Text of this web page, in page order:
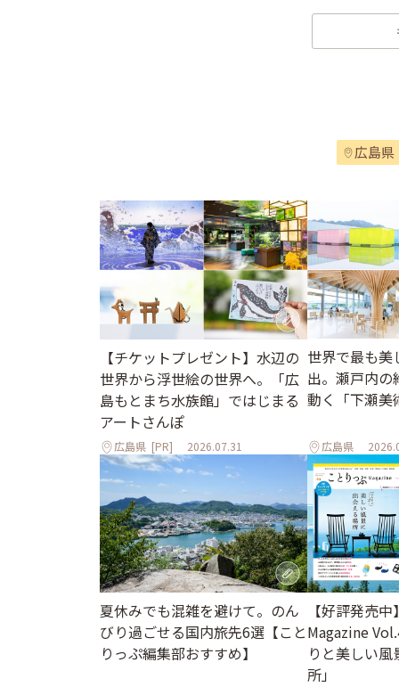
広島県
【チケットプレゼント】水辺の
世界から浮世絵の世界へ。「広
島もとまち水族館」ではじまる
アートさんぽ
広島県 [PR] 2026.07.31
世界で最も美
出。瀬戸内の
動く「下瀬美
広島県
夏休みでも混雑を避けて。のん
びり過ごせる国内旅先6選【こと
りっぷ編集部おすすめ】
【好評発売
Magazine
りと美しい
所」